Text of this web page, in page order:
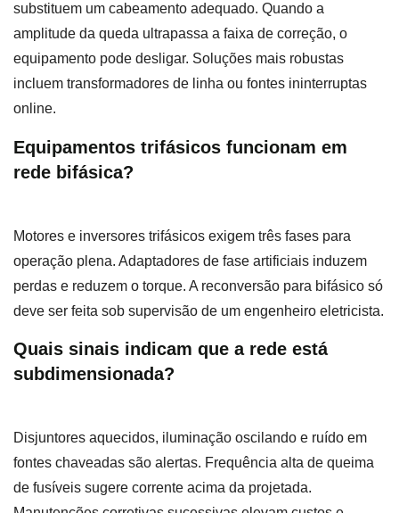
substituem um cabeamento adequado. Quando a
amplitude da queda ultrapassa a faixa de correção, o
equipamento pode desligar. Soluções mais robustas
incluem transformadores de linha ou fontes ininterruptas
online.
Equipamentos trifásicos funcionam em
rede bifásica?
Motores e inversores trifásicos exigem três fases para
operação plena. Adaptadores de fase artificiais induzem
perdas e reduzem o torque. A reconversão para bifásico só
deve ser feita sob supervisão de um engenheiro eletricista.
Quais sinais indicam que a rede está
subdimensionada?
Disjuntores aquecidos, iluminação oscilando e ruído em
fontes chaveadas são alertas. Frequência alta de queima
de fusíveis sugere corrente acima da projetada.